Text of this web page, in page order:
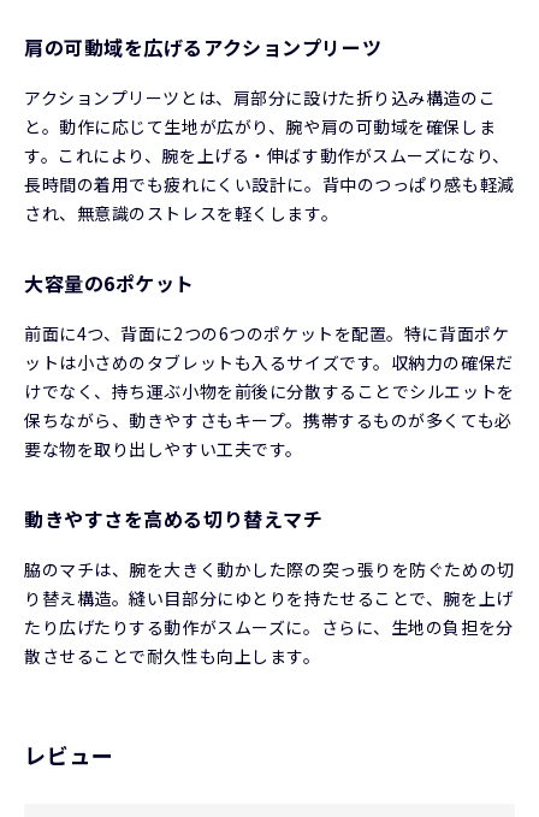
肩の可動域を広げるアクションプリーツ
アクションプリーツとは、肩部分に設けた折り込み構造のこ
と。動作に応じて生地が広がり、腕や肩の可動域を確保しま
す。これにより、腕を上げる・伸ばす動作がスムーズになり、
長時間の着用でも疲れにくい設計に。背中のつっぱり感も軽減
され、無意識のストレスを軽くします。
大容量の6ポケット
前面に4つ、背面に2つの6つのポケットを配置。特に背面ポケ
ットは小さめのタブレットも入るサイズです。収納力の確保だ
けでなく、持ち運ぶ小物を前後に分散することでシルエットを
保ちながら、動きやすさもキープ。携帯するものが多くても必
要な物を取り出しやすい工夫です。
動きやすさを高める切り替えマチ
脇のマチは、腕を大きく動かした際の突っ張りを防ぐための切
り替え構造。縫い目部分にゆとりを持たせることで、腕を上げ
たり広げたりする動作がスムーズに。さらに、生地の負担を分
散させることで耐久性も向上します。
レビュー